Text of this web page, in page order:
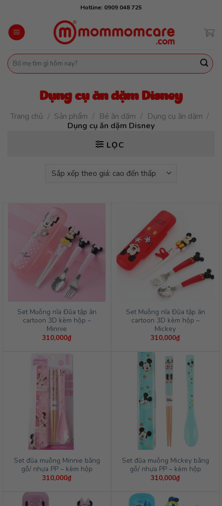
content
Hotline: 0909 048 725
Tìm
kiếm:
Dụng cụ ăn dặm Disney
Trang chủ / Sản phẩm / Bé ăn dặm / Dụng cụ ăn dặm /
Dụng cụ ăn dặm Disney
LỌC
Set Muỗng nĩa Đũa tập ăn
cartoon 3D kèm hộp –
Minnie
310,000₫
Set Muỗng nĩa Đũa tập ăn
cartoon 3D kèm hộp –
Mickey
310,000₫
Set đũa muỗng Minnie bằng
gỗ/ nhựa PP – kèm hộp
310,000₫
Set đũa muỗng Mickey bằng
gỗ/ nhựa PP – kèm hộp
310,000₫